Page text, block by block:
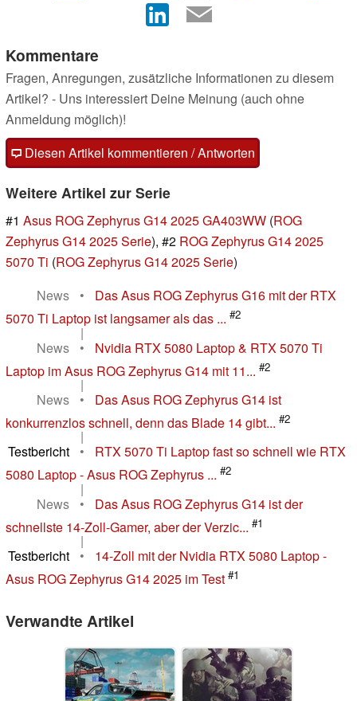
Kommentare
Fragen, Anregungen, zusätzliche Informationen zu diesem
Artikel? - Uns interessiert Deine Meinung (auch ohne
Anmeldung möglich)!
Diesen Artikel kommentieren / Antworten
Weitere Artikel zur Serie
#1 Asus ROG Zephyrus G14 2025 GA403WW (ROG
Zephyrus G14 2025 Serie), #2 ROG Zephyrus G14 2025
5070 Ti (ROG Zephyrus G14 2025 Serie)
News
•
Das Asus ROG Zephyrus G16 mit der RTX
5070 Ti Laptop ist langsamer als das ... #2
|
News
•
Nvidia RTX 5080 Laptop & RTX 5070 Ti
Laptop im Asus ROG Zephyrus G14 mit 11... #2
|
News
•
Das Asus ROG Zephyrus G14 ist
konkurrenzlos schnell, denn das Blade 14 gibt... #2
|
Testbericht
•
RTX 5070 Ti Laptop fast so schnell wie RTX
5080 Laptop - Asus ROG Zephyrus ... #2
|
News
•
Das Asus ROG Zephyrus G14 ist der
schnellste 14-Zoll-Gamer, aber der Verzic... #1
|
Testbericht
•
14-Zoll mit der Nvidia RTX 5080 Laptop -
Asus ROG Zephyrus G14 2025 im Test #1
Verwandte Artikel